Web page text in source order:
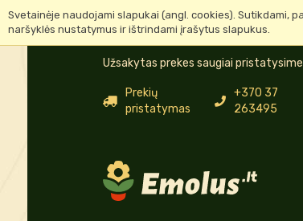
Svetainėje naudojami slapukai (angl. cookies). Sutikdami,
naršyklės nustatymus ir ištrindami įrašytus slapukus.
Užsakytas prekes saugiai
Prekių
pristatymas
+370 37
263495